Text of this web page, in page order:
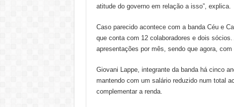
atitude do governo em relação a isso”, explica.
Caso parecido acontece com a banda Céu e
que conta com 12 colaboradores e dois
apresentações por mês, sendo que agora,
Giovani Lappe, integrante da banda há cinco
mantendo com um salário reduzido num total
complementar a renda.